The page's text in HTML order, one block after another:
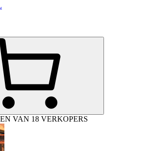
VAN 18 VERKOPERS